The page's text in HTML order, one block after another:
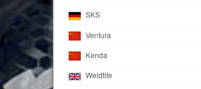
SKS
Ventura
Kenda
Weldtite